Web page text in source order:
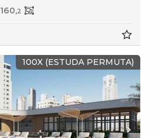
160,2
100X (ESTUDA PERMUTA)